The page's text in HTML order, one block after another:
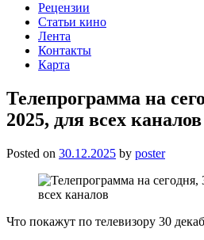
Рецензии
Статьи кино
Лента
Контакты
Карта
Телепрограмма на
2025, для всех каналов
Posted on 30.12.2025 by poster
Что покажут по телевизору 30